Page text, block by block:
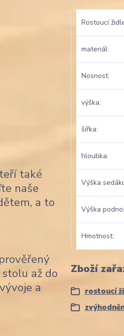
také
naše
a to
až do
a
Rostoucí
materiál
Nosnost
výška
šířka
hloubka
Výška
Výška
Hmotnost
Zboží
rostoucí